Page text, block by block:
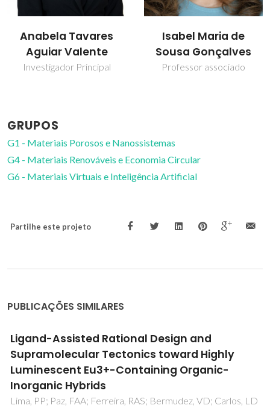
Isabel Maria de
Sousa Gonçalves
Professor associado
José Alberto Pires
Fernandes
Bolseiro de pós-
GRUPOS
G1 - Materiais Porosos e Nanossistemas
G4 - Materiais Renováveis e Economia Circular
G6 - Materiais Virtuais e Inteligência Artificial
Partilhe este projeto
PUBLICAÇÕES SIMILARES
Hidden CO2 in Amine-Modified Porous Silicas
Enables Full Quantitative NMR Identification
of Physi- and Chemisorbed CO2 Species
Vieira, R*; Marin-Montesinos, I*; Pereira, J; Fonseca, R;
Ilkaeva, M; Sardo, M; Mafra, L